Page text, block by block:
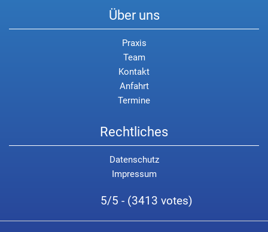
Über uns
Praxis
Team
Kontakt
Anfahrt
Termine
Rechtliches
Datenschutz
Impressum
5/5 - (3413 votes)